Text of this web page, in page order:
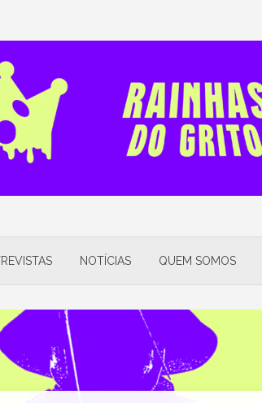
NOTÍCIAS QUEM SOMOS